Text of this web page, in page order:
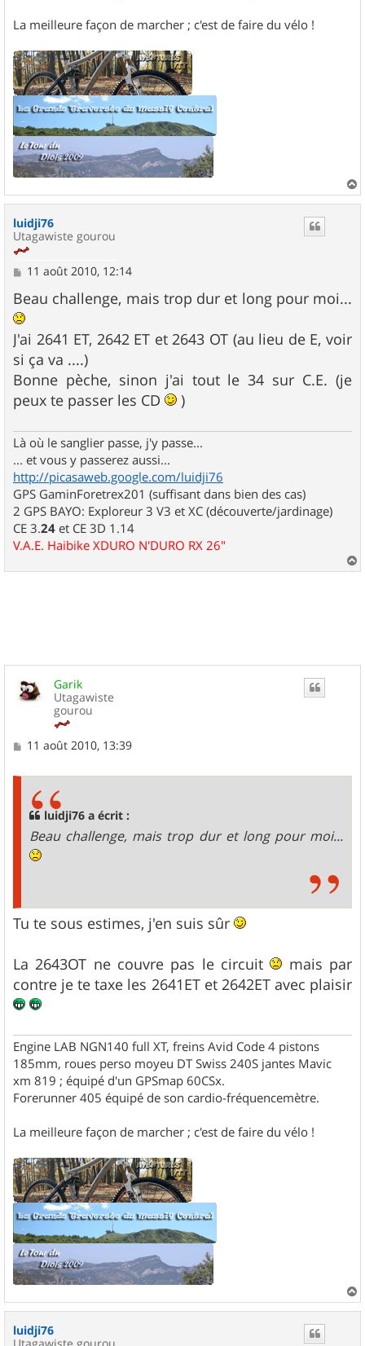
La meilleure façon de marcher ; c'est de faire du vélo !
a
luidji76
Utagawiste gourou
M
s
s
a
g
e
11 août 2010, 12:14
Beau challenge, mais trop dur et long pour moi...
J'ai 2641 ET, 2642 ET et 2643 OT (au lieu de E, voir
si ça va ....)
Bonne pèche, sinon j'ai tout le 34 sur C.E. (je
peux te passer les CD
)
Là où le sanglier passe, j'y passe...
... et vous y passerez aussi...
http://picasaweb.google.com/luidji76
GPS GaminForetrex201 (suffisant dans bien des cas)
2 GPS BAYO: Exploreur 3 V3 et XC (découverte/jardinage)
CE 3.24 et CE 3D 1.14
V.A.E. Haibike XDURO N'DURO RX 26"
a
Garik
Utagawiste
gourou
M11 août 2010, 13:39
luidji76 a écrit :
Beau challenge, mais trop dur et long pour moi...
Tu te sous estimes, j'en suis sûr
La 2643OT ne couvre pas le circuit
mais par
contre je te taxe les 2641ET et 2642ET avec plaisir
Engine LAB NGN140 full XT, freins Avid Code 4 pistons
185mm, roues perso moyeu DT Swiss 240S jantes Mavic
xm 819 ; équipé d'un GPSmap 60CSx.
Forerunner 405 équipé de son cardio-fréquencemètre.
La meilleure façon de marcher ; c'est de faire du vélo !
a
luidji76